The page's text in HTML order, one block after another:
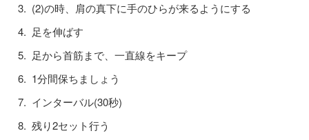
(2)の時、肩の真下に手のひらが来るようにする
足を伸ばす
足から首筋まで、一直線をキープ
1分間保ちましょう
インターバル(30秒)
残り2セット行う